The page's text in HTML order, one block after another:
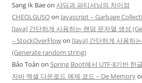
Sang Ik Baeon 샤딩과 파티셔닝의 차이점
CHEOLGUSOon Javascript – Garbage
[Java] 간단하게 사용하는 랜덤 문자열 생성
– StockOverFlowon [Java] 간단하게 사용하
(Generate random string)
Bảo Toàn on Spring Boot에서 UTF-8기반 한
자바 엑셀 다운로드 예제 코드 – De Memory